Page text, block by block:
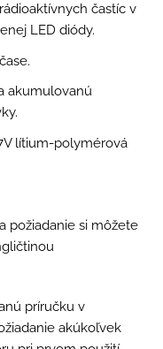
častíc v
LED diódy.
akumulovanú
lítium-polymérová
požiadanie si môžete
príručku v
akúkoľvek